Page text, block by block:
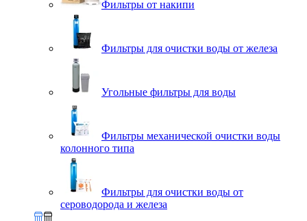
Фильтры от накипи
Фильтры для очистки воды от железа
Угольные фильтры для воды
Фильтры механической очистки воды
колонного типа
Фильтры для очистки воды от
сероводорода и железа